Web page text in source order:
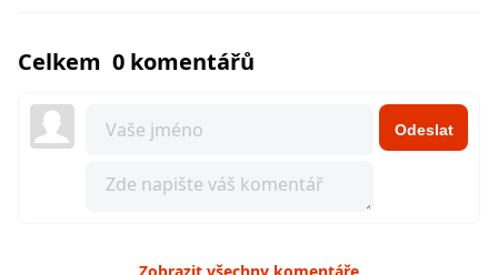
Celkem 0 komentářů
Odeslat